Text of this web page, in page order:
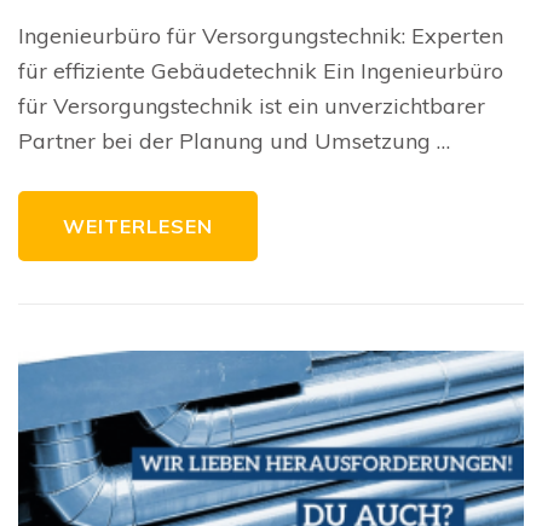
Ingenieurbüro für Versorgungstechnik: Experten
für effiziente Gebäudetechnik Ein Ingenieurbüro
für Versorgungstechnik ist ein unverzichtbarer
Partner bei der Planung und Umsetzung …
WEITERLESEN